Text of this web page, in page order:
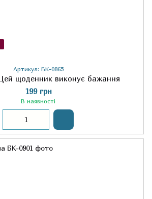
Артикул: БК-0865
щоденник виконує бажання
199 грн
В наявності